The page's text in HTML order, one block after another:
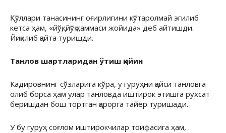
Қўллари танасининг оғирлигини кўтаролмай эгилиб
кетса ҳам, «йўқ, йўқ ҳаммаси жойида» деб айтишди.
Йиқилиб қайта туришди.
Танлов шартларидан ўтиш қийин
Кадировнинг сўзларига кўра, у гуруҳни қайси танловга
олиб борса ҳам улар танловда иштирок этишга рухсат
беришдан бош тортган қарорга тайёр туришади.
У бу гуруҳ соғлом иштирокчилар тоифасига ҳам,